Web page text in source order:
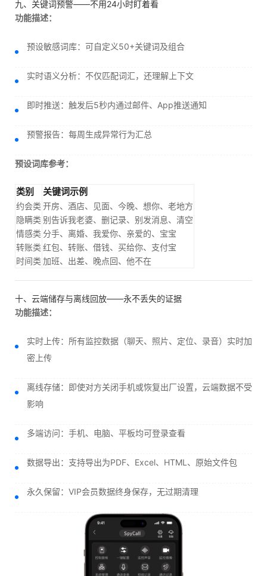
九、关键词预警——不用24小时盯着看
功能描述：
预设敏感词库：可自定义50+关键词及组合
实时语义分析：不仅匹配词汇，还理解上下文
即时推送：触发后5秒内通过邮件、App推送通知
预警报告：每周生成异常行为汇总
预设词库参考：
类别 关键词示例
约会类 开房、酒店、见面、今晚、想你、老地方
隐瞒类 别告诉我老婆、删记录、别发消息、清空
情感类 分手、离婚、我爱你、亲爱的、宝宝
转账类 红包、转账、借钱、买给你、支付宝
时间类 加班、出差、晚点回、他不在
十、云端储存与离线回放——永不丢失的证据
功能描述：
实时上传：所有监控数据（聊天、照片、定位、录音）实时加
密上传
离线存储：即使对方关闭手机或恢复出厂设置，云端数据不受
影响
多端访问：手机、电脑、平板均可登录查看
数据导出：支持导出为PDF、Excel、HTML、原始文件包
永久保留：VIP会员数据终身保存，无过期清理